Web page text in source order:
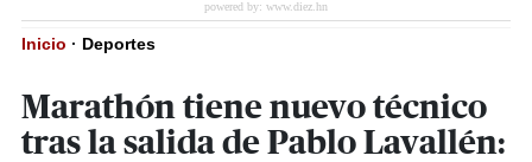
Inicio · Deportes
Marathón tiene nuevo técnico
tras la salida de Pablo Lavallén: